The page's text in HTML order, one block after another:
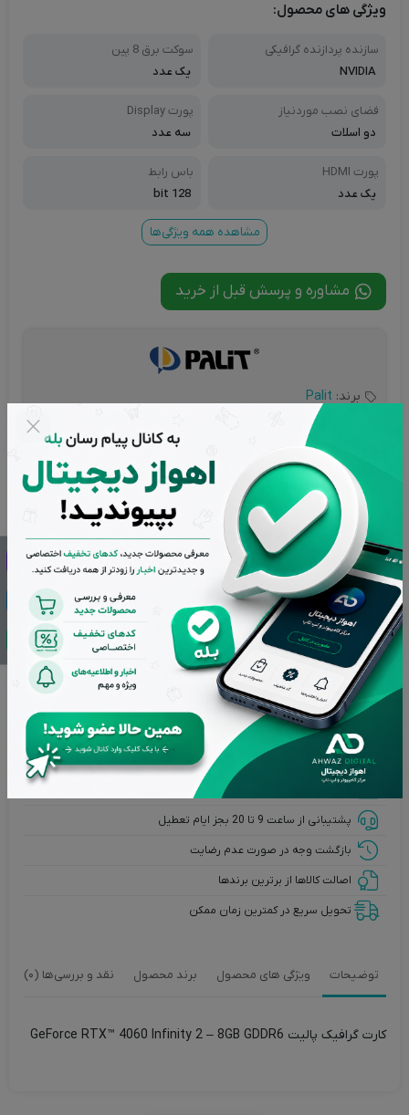
ویژگی های محصول:
سازنده پردازنده گرافیکی
NVIDIA
سوکت برق 8 پین
یک عدد
فضای نصب موردنیاز
دو اسلات
پورت Display
سه عدد
پورت HDMI
یک عدد
باس رابط
128 bit
مشاهده همه ویژگی‌ها
مشاوره و پرسش قبل از خرید
برند: Palit
شناسه محصول:
گارانتی:گارانتی 6 ماهه اهواز دیجیتال
تاریخ به روز رسانی:19 آذر 1404
تعداد بازدید:1,990 بازدید
انتخاب رنگ
افزودن به سبد خرید
درخواست مرجوع کردن کالا در گروه کارت گرافیک با دلیل "انصراف از
خرید" تنها در صورتی قابل تایید است که کالا در شرایط اولیه باشد
(در صورت پلمپ بودن، کالا نباید باز شده باشد).
پشتیبانی از ساعت 9 تا 20 بجز ایام تعطیل
بازگشت وجه در صورت عدم رضایت
اصالت کالاها از برترین برندها
تحویل سریع در کمترین زمان ممکن
توضیحات ویژگی های محصول برند محصول نقد و بررسی‌ها (0)
کارت گرافیک پالیت GeForce RTX™ 4060 Infinity 2 – 8GB GDDR6